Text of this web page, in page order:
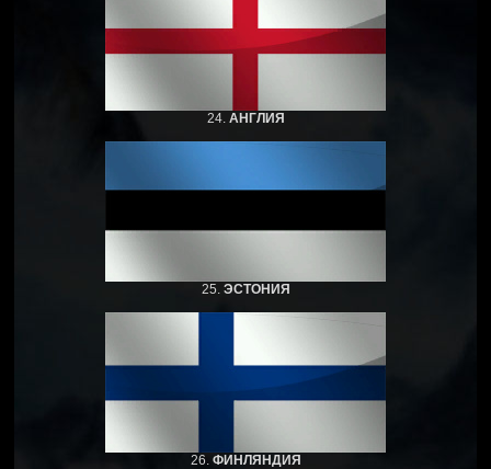
24. АНГЛИЯ
25. ЭСТОНИЯ
26. ФИНЛЯНДИЯ